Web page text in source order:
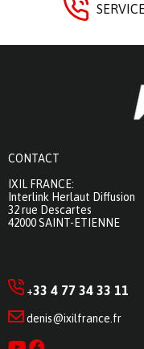
CONTACT
IXIL FRANCE:
Interlink Herlaut Diffusion
32 rue Descartes
42000 SAINT-ETIENNE
+33 4 77 34 33 11
denis@ixilfrance.fr